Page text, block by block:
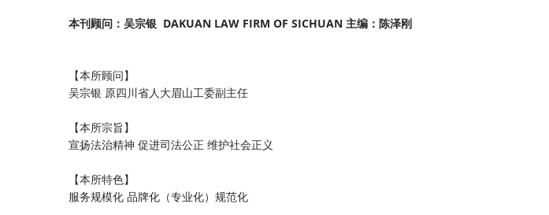
本刊顾问：吴宗银 DAKUAN LAW FIRM OF SICHUAN 主编：陈泽刚
【本所顾问】
吴宗银 原四川省人大眉山工委副主任
【本所宗旨】
宣扬法治精神 促进司法公正 维护社会正义
【本所特色】
服务规模化 品牌化（专业化）规范化